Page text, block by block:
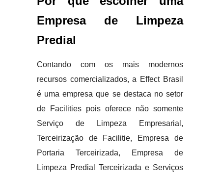
Empresa de Limpeza
Predial
Contando com os mais modernos
recursos comercializados, a Effect Brasil
é uma empresa que se destaca no setor
de Facilities pois oferece não somente
Serviço de Limpeza Empresarial,
Terceirização de Facilitie, Empresa de
Portaria Terceirizada, Empresa de
Limpeza Predial Terceirizada e Serviços